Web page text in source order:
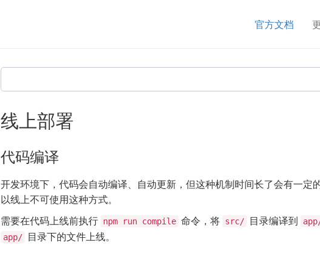
官方文档
线上部署
代码编译
开发环境下，代码会自动编译、自动更新，但这种机制时间长了会有一定
以线上不可使用这种方式。
需要在代码上线前执行 npm run compile 命令，将 src/ 目录编译到
app/ 目录下的文件上线。